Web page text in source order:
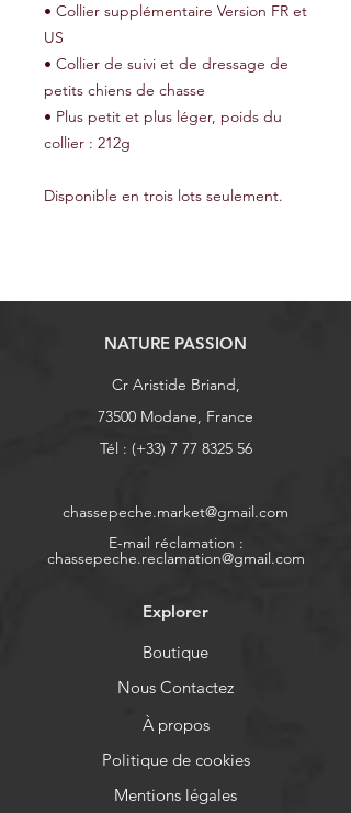
• Collier supplémentaire Version FR et
US
• Collier de suivi et de dressage de
petits chiens de chasse
• Plus petit et plus léger, poids du
collier : 212g
Disponible en trois lots seulement.
NATURE PASSION
Cr Aristide Briand,
73500 Modane, France
Tél : (+33) 7 77 8325 56
chassepeche.market@gmail.com
E-mail réclamation :
chassepeche.reclamation@gmail.com
Explorer
Boutique
Nous Contactez
À propos
Politique de cookies
Mentions légales